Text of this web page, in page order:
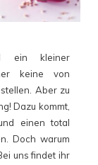
ein kleiner
keine von
Aber zu
Dazu kommt,
einen total
Doch warum
uns findet ihr